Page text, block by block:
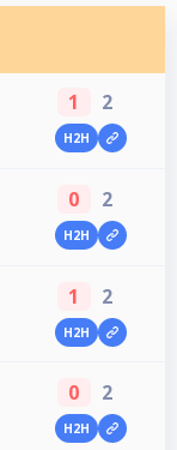
1 2
H2H
0 2
H2H
1 2
H2H
0 2
H2H